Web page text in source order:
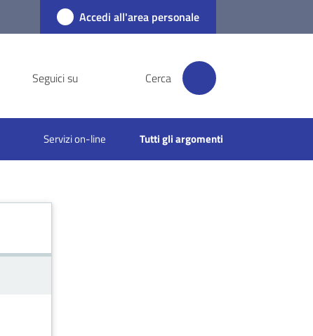
Accedi all'area personale
Seguici su Cerca
Servizi on-line Tutti gli argomenti